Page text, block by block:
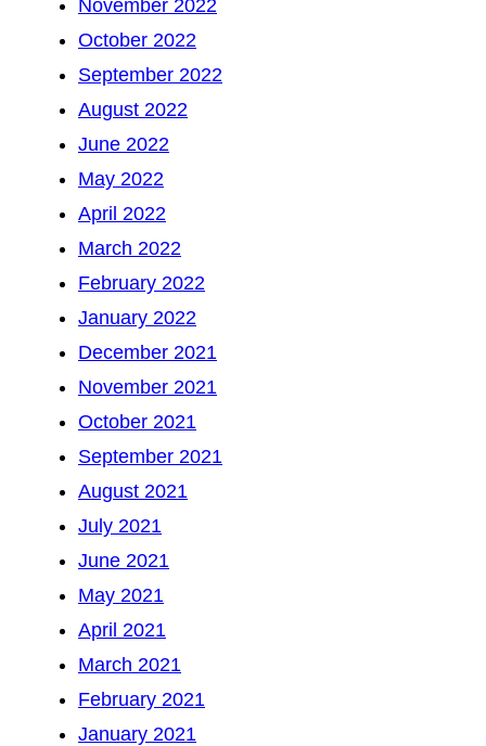
November 2022
October 2022
September 2022
August 2022
June 2022
May 2022
April 2022
March 2022
February 2022
January 2022
December 2021
November 2021
October 2021
September 2021
August 2021
July 2021
June 2021
May 2021
April 2021
March 2021
February 2021
January 2021